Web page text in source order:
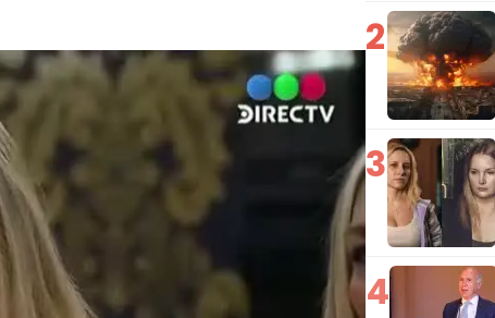
2
3
4